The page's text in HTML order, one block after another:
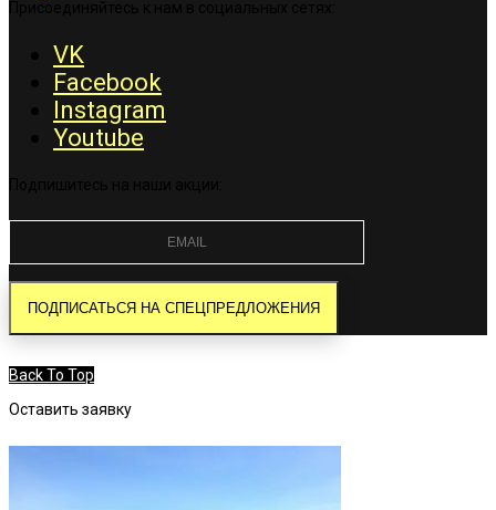
VK
Facebook
Instagram
Youtube
Back To Top
Оставить заявку